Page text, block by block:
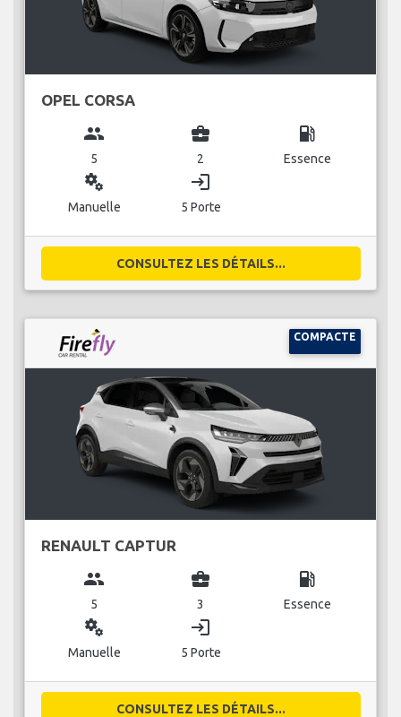
OPEL CORSA
group
5
business_center
2
local_gas_station
Essence
miscellaneous_services
Manuelle
login
5 Porte
CONSULTEZ LES DÉTAILS...
COMPACTE
RENAULT CAPTUR
group
5
business_center
3
local_gas_station
Essence
miscellaneous_services
Manuelle
login
5 Porte
CONSULTEZ LES DÉTAILS...